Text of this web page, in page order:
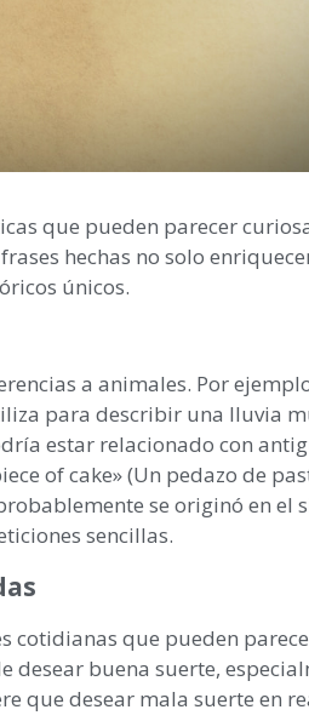
que pueden parecer
hechas no solo
únicos.
a animales. Por
para describir una lluvia
estar relacionado con
of cake» (Un pedazo de
se originó en el
sencillas.
cotidianas que pueden
desear buena suerte,
que desear mala suerte en